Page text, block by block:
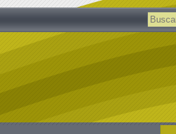
Buscar: